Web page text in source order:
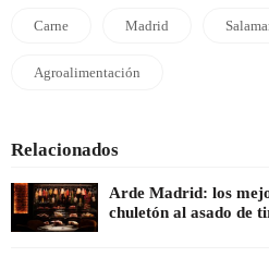
Carne Madrid
Agroalimentación
Relacionados
Arde Madrid: los
chuletón al asado de